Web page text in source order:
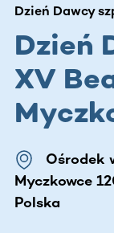
Dzień Dawcy
Dzień
XV
Ośrodek
Myczkowce
Polska